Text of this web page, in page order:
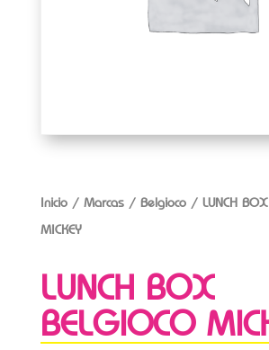
Inicio/ Marcas/ Belgioco/ LUNCH BOX
MICKEY
LUNCH BOX
BELGIOCO